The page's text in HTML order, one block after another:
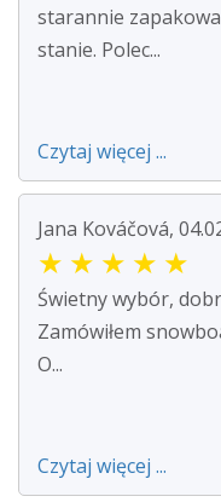
starannie
stanie. Polec...
Czytaj więcej ...
Jana Kováčová,
★ ★ ★ ★ ★
Świetny wybór,
Zamówiłem
O...
Czytaj więcej ...